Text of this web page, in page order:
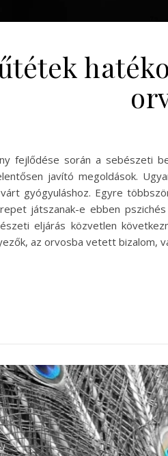
fejlődése során a sebészeti
javító megoldások.
gyógyuláshoz. Egyre
játszanak-e ebben
eljárás közvetlen
az orvosba vetett bizalom,